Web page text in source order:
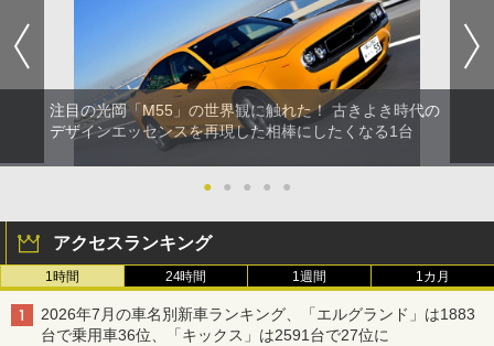
注目の光岡「M55」の世界観に触れた！ 古きよき時代の
デザインエッセンスを再現した相棒にしたくなる1台
● ● ● ● ●
アクセスランキング
1時間 24時間 1週間 1カ月
2026年7月の車名別新車ランキング、「エルグランド」は1883
台で乗用車36位、「キックス」は2591台で27位に